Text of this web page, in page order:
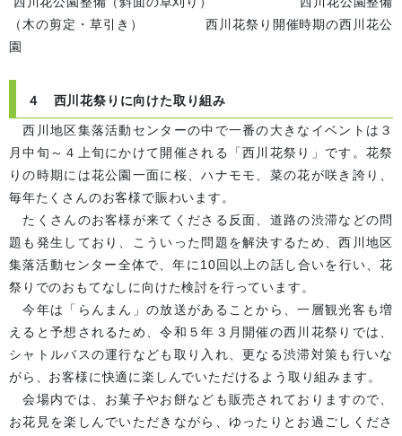
（木の剪定・草引き） 西川花祭り開催時期の西川花公
園
４ 西川花祭りに向けた取り組み
西川地区集落活動センターの中で一番の大きなイベントは３
月中旬～４上旬にかけて開催される「西川花祭り」です。花祭
りの時期には花公園一面に桜、ハナモモ、菜の花が咲き誇り、
毎年たくさんのお客様で賑わいます。
たくさんのお客様が来てくださる反面、道路の渋滞などの問
題も発生しており、こういった問題を解決するため、西川地区
集落活動センター全体で、年に10回以上の話し合いを行い、花
祭りでのおもてなしに向けた検討を行っています。
今年は
「らんまん」の放送があることから、一層観光客も増
えると予想されるため、令和５年３月開催の西川花祭りでは、
シャトルバスの運行なども取り入れ 、更なる渋滞対策も行いな
がら、お客様に快適に楽しんでいただけるよう取り組みます。
会場内では、お菓子やお餅なども販売されておりますので、
お花見を楽しんでいただきながら、ゆったりとお過ごしくださ